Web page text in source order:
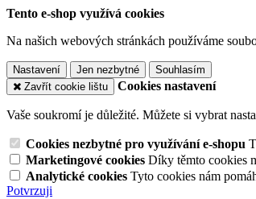
Tento e-shop využívá cookies
Na našich webových stránkách používáme
Nastavení Jen nezbytné
Souhlasím
Zavřít cookie lištu
Cookies nastavení
Vaše soukromí je důležité. Můžete si vybrat
Cookies nezbytné pro využívání e-shopu
Marketingové cookies Díky těmto cookies
Analytické cookies Tyto cookies nám
Potvrzuji